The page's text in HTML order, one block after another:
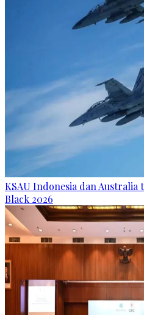
KSAU Indonesia dan
Black 2026